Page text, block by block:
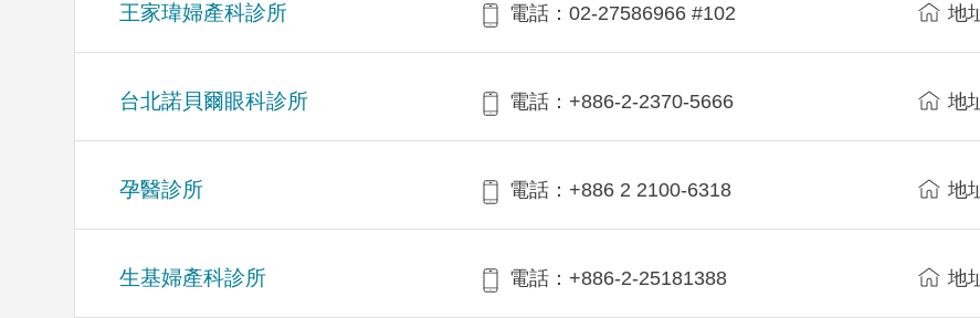
王家瑋婦產科診所 電話：02-27586966 #102 地
台北諾貝爾眼科診所 電話：+886-2-2370-5666 地
孕醫診所 電話：+886 2 2100-6318 地
生基婦產科診所 電話：+886-2-25181388 地